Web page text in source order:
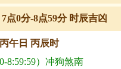
点0分-8点59分 时辰吉凶
午日 丙辰时
8:59:59）冲狗煞南